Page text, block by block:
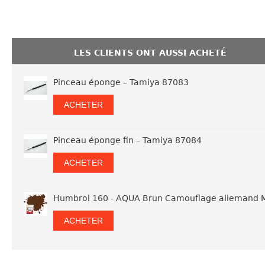
LES CLIENTS ONT AUSSI ACHETÉ
Pinceau éponge – Tamiya 87083
ACHETER
Pinceau éponge fin – Tamiya 87084
ACHETER
Humbrol 160 - AQUA Brun Camouflage allemand
ACHETER